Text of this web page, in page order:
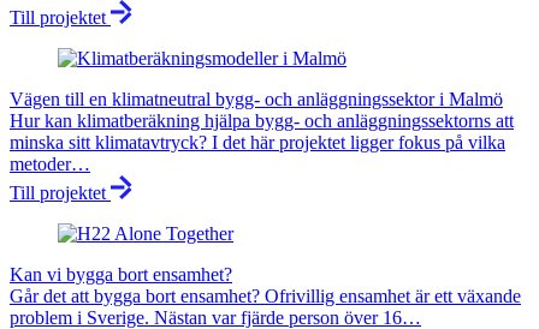
Till projektet
Vägen till en klimatneutral bygg- och anläggningssektor i Malmö
Hur kan klimatberäkning hjälpa bygg- och anläggningssektorns att
minska sitt klimatavtryck? I det här projektet ligger fokus på vilka
metoder…
Till projektet
Kan vi bygga bort ensamhet?
Går det att bygga bort ensamhet? Ofrivillig ensamhet är ett växande
problem i Sverige. Nästan var fjärde person över 16…